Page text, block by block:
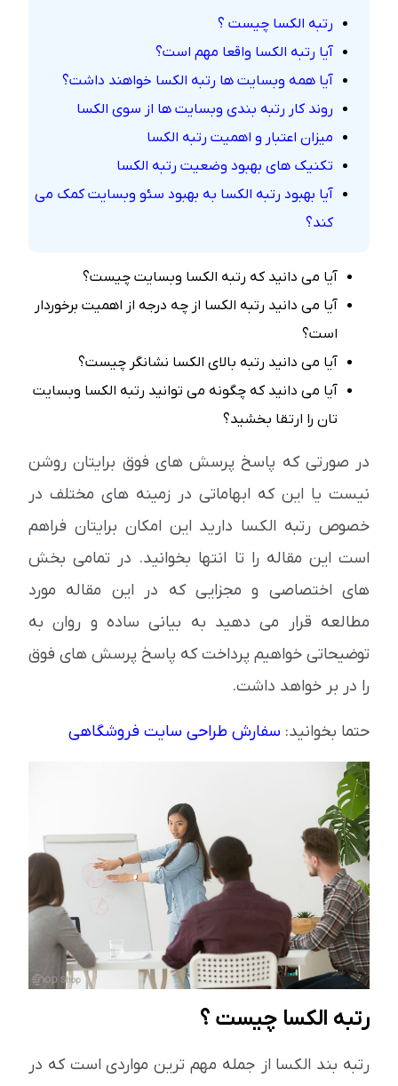
رتبه الکسا چیست ؟
آیا رتبه الکسا واقعا مهم است؟
آیا همه وبسایت ها رتبه الکسا خواهند داشت؟
روند کار رتبه بندی وبسایت ها از سوی الکسا
میزان اعتبار و اهمیت رتبه الکسا
تکنیک های بهبود وضعیت رتبه الکسا
آیا بهبود رتبه الکسا به بهبود سئو وبسایت کمک می
کند؟
آیا می دانید که رتبه الکسا وبسایت چیست؟
آیا می دانید رتبه الکسا از چه درجه از اهمیت برخوردار
است؟
آیا می دانید رتبه بالای الکسا نشانگر چیست؟
آیا می دانید که چگونه می توانید رتبه الکسا وبسایت
تان را ارتقا بخشید؟
در صورتی که پاسخ پرسش های فوق برایتان روشن
نیست یا این که ابهاماتی در زمینه های مختلف در
خصوص رتبه الکسا دارید این امکان برایتان فراهم
است این مقاله را تا انتها بخوانید. در تمامی بخش
های اختصاصی و مجزایی که در این مقاله مورد
مطالعه قرار می دهید به بیانی ساده و روان به
توضیحاتی خواهیم پرداخت که پاسخ پرسش های فوق
را در بر خواهد داشت.
حتما بخوانید: سفارش طراحی سایت فروشگاهی
رتبه الکسا چیست ؟
رتبه بند الکسا از جمله مهم ترین مواردی است که در